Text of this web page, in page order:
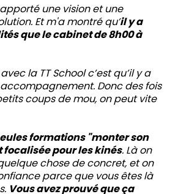
apporté une vision et une
Et m'a montré qu’il y a
que le cabinet de 8h00 à
la TT School c’est qu’il y a
Donc des fois
coups de mou, on peut vite
formations "monter son
focalisée pour les kinés. Là on
chose de concret, et on
parce que vous êtes là
Vous avez prouvé que ça